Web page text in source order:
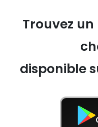
Trouvez
disponible